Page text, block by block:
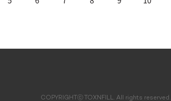
COPYRIGHTⓒ TOXNFILL. All rights reserved.